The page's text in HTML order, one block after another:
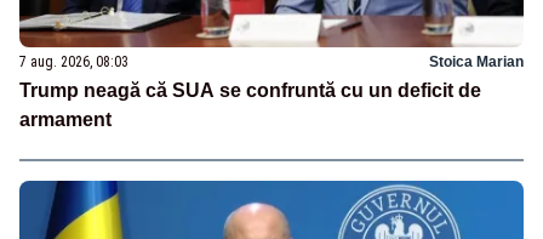
7 aug. 2026, 08:03 Stoica Marian
Trump neagă că SUA se confruntă cu un deficit de
armament